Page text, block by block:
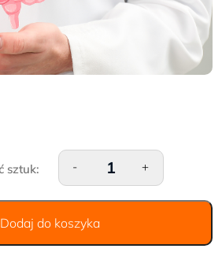
ilość Pakiet Zdrowe Jelita
(celiakia + nietolerancja
- +
Dodaj do koszyka